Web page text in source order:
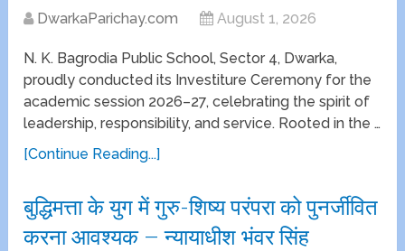
DwarkaParichay.com August 1, 2026
N. K. Bagrodia Public School, Sector 4, Dwarka,
proudly conducted its Investiture Ceremony for the
academic session 2026–27, celebrating the spirit of
leadership, responsibility, and service. Rooted in the …
[Continue Reading...]
बुद्धिमत्ता के युग में गुरु-शिष्य परंपरा को पुनर्जीवित
करना आवश्यक – न्यायाधीश भंवर सिंह